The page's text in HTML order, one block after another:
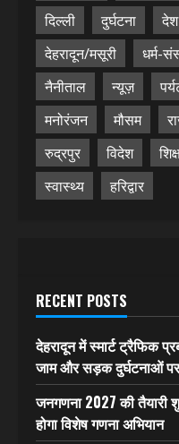
दिल्ली
दुर्घटना
देहरादून/मसूरी
धर्म-
नैनीताल
न्यूज़
मनोरंजन
मौसम
रुद्रपुर
विदेश
स्वास्थ्य
हरिद्वार
RECENT POSTS
देहरादून में स्मार्ट ट्रैफिक
जाम और सड़क दुर्घटनाओं
जनगणना 2027 की तैयारी
होगा विशेष गणना अभियान